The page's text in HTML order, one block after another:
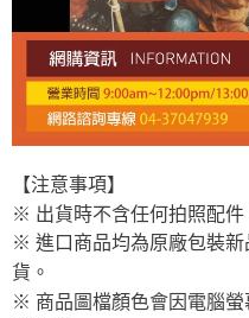
【注意事項】
※ 出貨時不含任何拍照配件
※ 進口商品均為原廠包裝
貨。
※ 商品圖檔顏色會因電腦